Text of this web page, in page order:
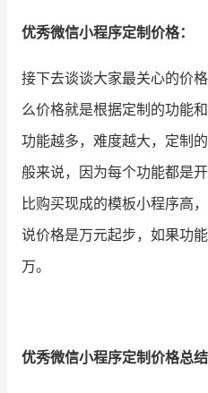
优秀微信小程序定制价格：
接下去谈谈大家最关心的价
么价格就是根据定制的功能
功能越多，难度越大，定制
般来说，因为每个功能都是
比购买现成的模板小程序高
说价格是万元起步，如果功
万。
优秀微信小程序定制价格总结